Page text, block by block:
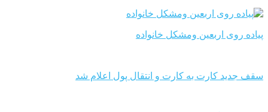
پیاده روی اربعین ومشکل خانواده
سقف جدید کارت به کارت و انتقال پول اعلام شد